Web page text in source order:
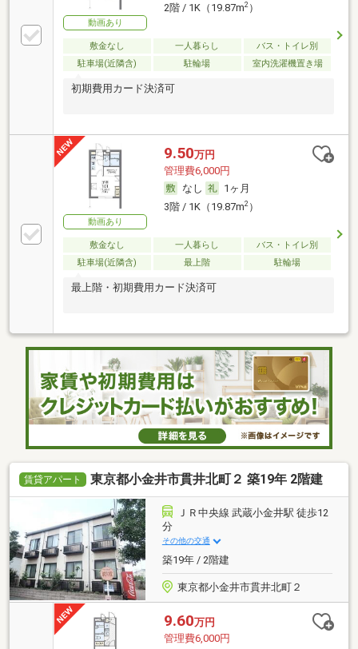
動画あり
2階 / 1K（19.87m2）
敷金なし 一人暮らし
バス・トイレ別
駐車場(近隣含)
駐輪場 室内洗濯機置き場
初期費用カード決済可
動画あり
9.50万円
管理費6,000円
なし
1ヶ月
3階 / 1K（19.87m2）
敷金なし 一人暮らし
バス・トイレ別
駐車場(近隣含)
最上階 駐輪場
最上階・初期費用カード決済可
賃貸アパート 東京都小金井市貫井北町２ 築19年 2階建
ＪＲ中央線 武蔵小金井駅 徒歩12
分
その他の交通
築19年 / 2階建
東京都小金井市貫井北町２
9.60万円
管理費6,000円